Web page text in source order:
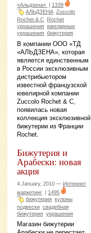
«Альдзена»
1339
АЛЬДЗЕНА Zuccolo
Rochet & C
Rochet
украшения ювелирные
украшения бижутерия
В компании ООО «ТД
«АЛЬДЗЕНА», которая
является единственным
в России эксклюзивным
дистрибьютором
известной французской
ювелирной компании
Zuccolo Rochet & C,
появилась новая
коллекция эксклюзивной
бижутерии из Франции
Rochet.
Бижутерия и
Арабески: новая
акция
4 January, 2010 — Интернет
маркетинг | 1495
бижутерия кулоны
подвески свадебная
бижутерия украшения
Магазин бижутерии